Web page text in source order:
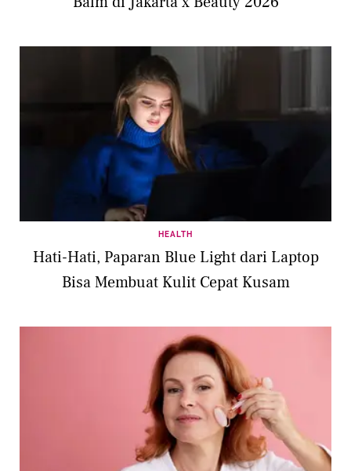
HEALTH
Hati-Hati, Paparan Blue Light dari Laptop
Bisa Membuat Kulit Cepat Kusam